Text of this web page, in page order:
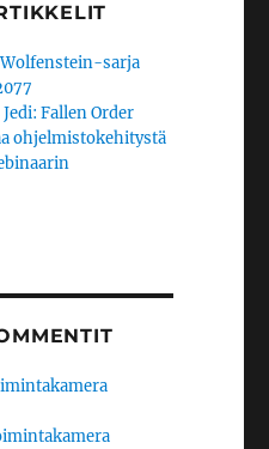
sarja
Jedi: Fallen Order
ohjelmistokehitystä